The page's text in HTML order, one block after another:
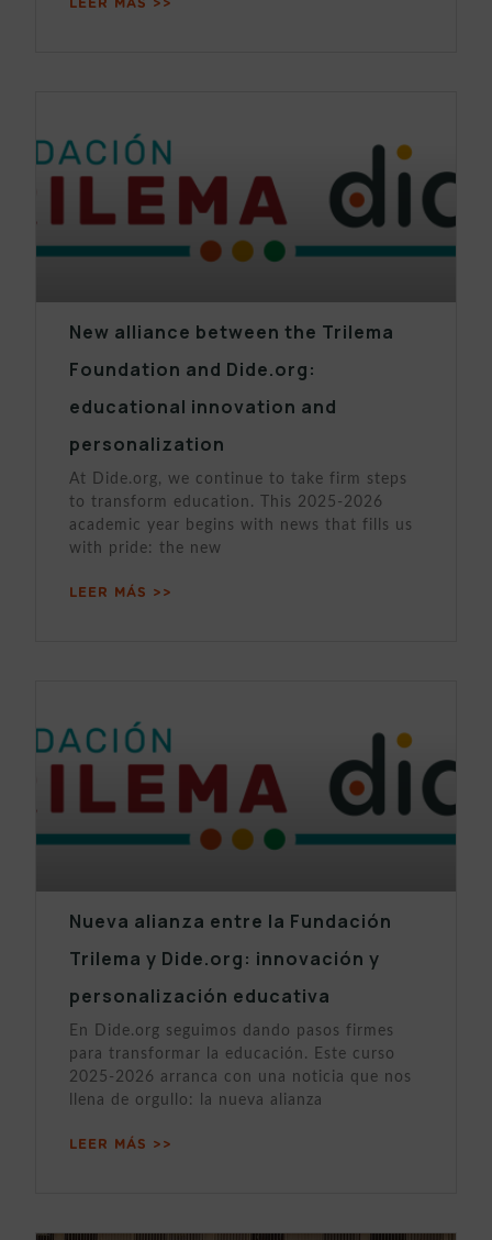
LEER MÁS >>
New alliance between the Trilema
Foundation and Dide.org:
educational innovation and
personalization
At Dide.org, we continue to take firm steps
to transform education. This 2025-2026
academic year begins with news that fills us
with pride: the new
LEER MÁS >>
Nueva alianza entre la Fundación
Trilema y Dide.org: innovación y
personalización educativa
En Dide.org seguimos dando pasos firmes
para transformar la educación. Este curso
2025-2026 arranca con una noticia que nos
llena de orgullo: la nueva alianza
LEER MÁS >>